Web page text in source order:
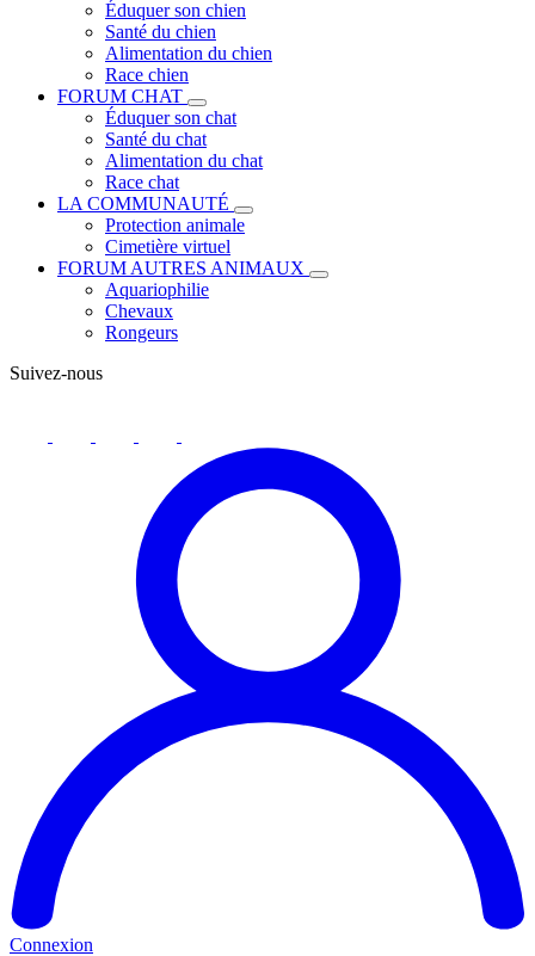
Éduquer son chien
Santé du chien
Alimentation du chien
Race chien
FORUM CHAT
Éduquer son chat
Santé du chat
Alimentation du chat
Race chat
LA COMMUNAUTÉ
Protection animale
Cimetière virtuel
FORUM AUTRES ANIMAUX
Aquariophilie
Chevaux
Rongeurs
Suivez-nous
Connexion